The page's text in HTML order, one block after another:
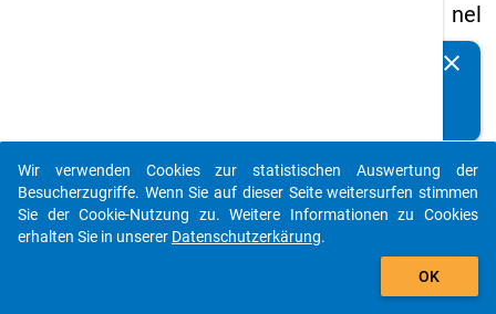
nel
s
-
ers
te
clear
auto_stories
add_shopping_cart
Wir verwenden Cookies zur statistischen Auswertung der
Besucherzugriffe. Wenn Sie auf dieser Seite weitersurfen stimmen
Sie der Cookie-Nutzung zu. Weitere Informationen zu Cookies
erhalten Sie in unserer Datenschutzerkärung.
OK